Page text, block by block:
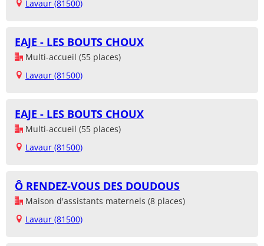
Lavaur (81500)
EAJE - LES BOUTS CHOUX
Multi-accueil (55 places)
Lavaur (81500)
EAJE - LES BOUTS CHOUX
Multi-accueil (55 places)
Lavaur (81500)
Ô RENDEZ-VOUS DES DOUDOUS
Maison d'assistants maternels (8 places)
Lavaur (81500)